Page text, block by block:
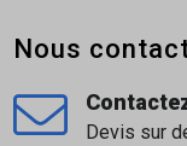
Nous
Devis sur